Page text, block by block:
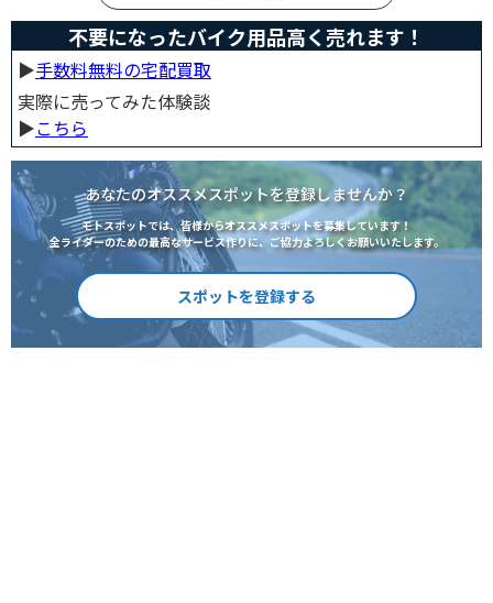
不要になったバイク用品高く売れます！
▶︎手数料無料の宅配買取
実際に売ってみた体験談
▶︎こちら
あなたのオススメスポットを登録しませんか？
モトスポットでは、皆様からオススメスポットを募集しています！
全ライダーのための最高なサービス作りに、ご協力よろしくお願いいたします。
スポットを登録する